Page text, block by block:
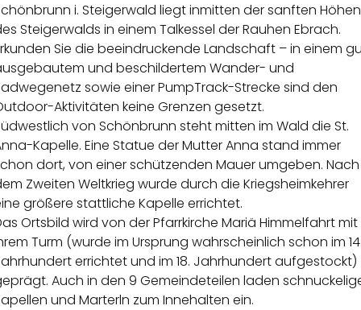
i. Steigerwald liegt inmitten der sanften Höhen
Steigerwalds in einem Talkessel der Rauhen Ebrach.
Sie die beeindruckende Landschaft – in einem
und beschildertem Wander- und
sowie einer PumpTrack-Strecke sind den
Aktivitäten keine Grenzen gesetzt.
von Schönbrunn steht mitten im Wald die St.
Kapelle. Eine Statue der Mutter Anna stand immer
dort, von einer schützenden Mauer umgeben. Nach
Zweiten Weltkrieg wurde durch die Kriegsheimkehrer
größere stattliche Kapelle errichtet.
Ortsbild wird von der Pfarrkirche Mariä Himmelfahrt mit
Turm (wurde im Ursprung wahrscheinlich schon im
errichtet und im 18. Jahrhundert aufgestockt)
Auch in den 9 Gemeindeteilen laden
und Marterln zum Innehalten ein.